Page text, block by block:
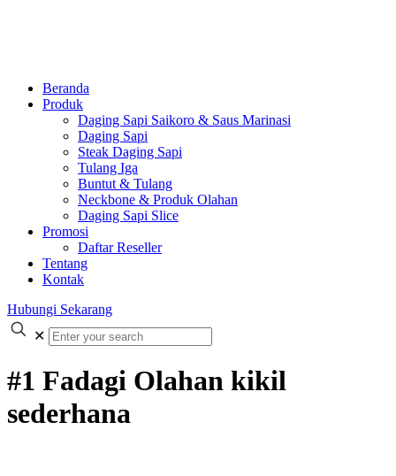
Beranda
Produk
Daging Sapi Saikoro & Saus Marinasi
Daging Sapi
Steak Daging Sapi
Tulang Iga
Buntut & Tulang
Neckbone & Produk Olahan
Daging Sapi Slice
Promosi
Daftar Reseller
Tentang
Kontak
Hubungi Sekarang
✕
#1 Fadagi Olahan kikil
sederhana